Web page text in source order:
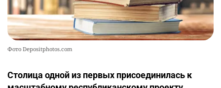
Фото Depositphotos.com
Столица одной из первых присоединилась к